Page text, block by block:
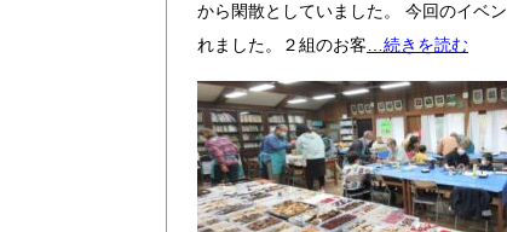
から閑散としていました。 今回のイベ
れました。２組のお客 …続きを読む